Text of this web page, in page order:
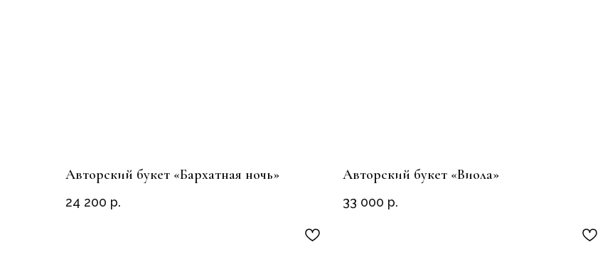
Авторский букет «Бархатная ночь»
24 200 р.
Авторский букет «Виола»
33 000 р.